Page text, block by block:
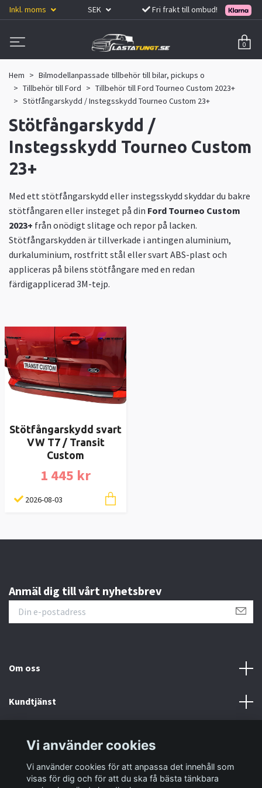
Inkl. moms SEK Fri frakt till ombud!
0
Hem
Bilmodellanpassade tillbehör till bilar, pickups o
Tillbehör till Ford
Tillbehör till Ford Tourneo Custom 2023+
Stötfångarskydd / Instegsskydd Tourneo Custom 23+
Stötfångarskydd /
Instegsskydd Tourneo Custom
23+
Med ett stötfångarskydd eller instegsskydd skyddar du bakre
stötfångaren eller insteget på din Ford Tourneo Custom
2023+ från onödigt slitage och repor på lacken.
Stötfångarskydden är tillverkade i antingen aluminium,
durkaluminium, rostfritt stål eller svart ABS-plast och
appliceras på bilens stötfångare med en redan
färdigapplicerad 3M-tejp.
Stötfångarskydd svart
VW T7 / Transit
Custom
1 445 kr
2026-08-03
Anmäl dig till vårt nyhetsbrev
Om oss
Kundtjänst
Sociala medier
Vi använder cookies
Vi använder cookies för att anpassa det innehåll som
visas för dig och för att du ska få bästa tänkbara